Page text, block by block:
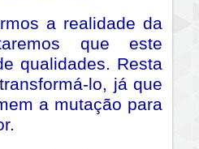
a realidade da
que este
qualidades. Resta
lo, já que
a mutação para